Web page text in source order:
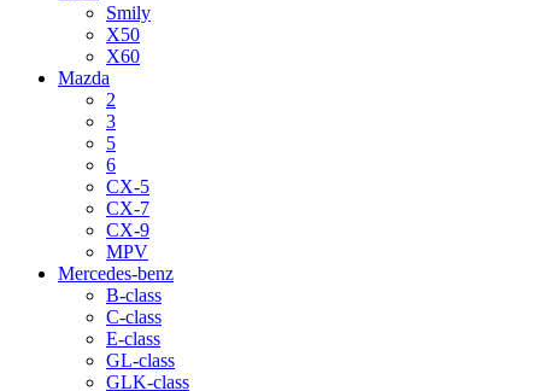
Smily
X50
X60
Mazda
2
3
5
6
CX-5
CX-7
CX-9
MPV
Mercedes-benz
B-class
C-class
E-class
GL-class
GLK-class